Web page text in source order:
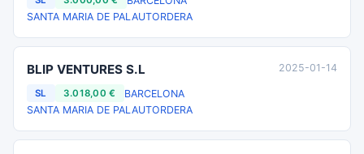
SANTA MARIA DE PALAUTORDERA
BLIP VENTURES S.L
SL 3.018,00 €
BARCELONA
SANTA MARIA DE PALAUTORDERA
2025-01-14